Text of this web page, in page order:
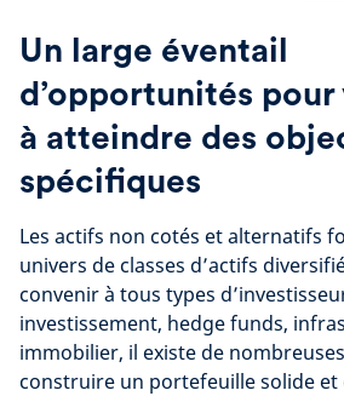
Un large éventail
d’opportunités pour
à atteindre des
spécifiques
Les actifs non cotés et alternatifs
univers de classes d’actifs
convenir à tous types
investissement, hedge funds,
immobilier, il existe de
construire un portefeuille solide et